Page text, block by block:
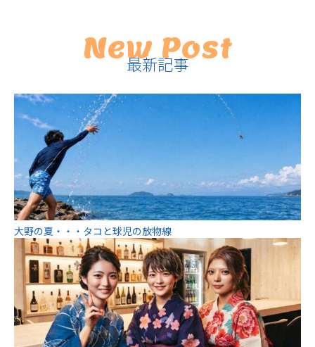
New Post
最新記事
大野の夏・・・タコと球児の放物線